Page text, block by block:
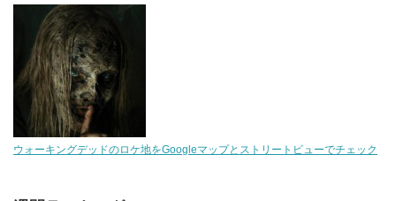
ウォーキングデッドのロケ地をGoogleマップとストリートビューでチェック